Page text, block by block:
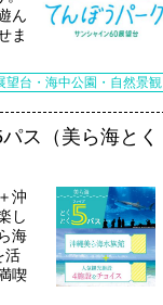
ん
ま
望台・海中公園・自然景観
ス（美ら海とく
沖
し
海
活
喫